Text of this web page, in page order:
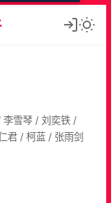
雪琴 / 刘奕铁 /
君 / 柯蓝 / 张雨剑